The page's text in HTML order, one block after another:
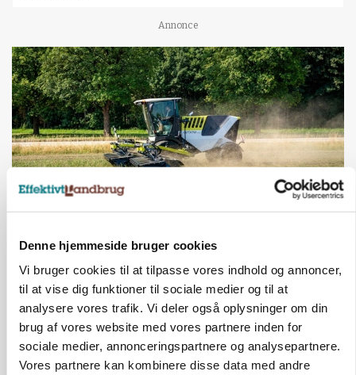
Denne hjemmeside bruger cookies
Vi bruger cookies til at tilpasse vores indhold og annoncer,
til at vise dig funktioner til sociale medier og til at
analysere vores trafik. Vi deler også oplysninger om din
brug af vores website med vores partnere inden for
sociale medier, annonceringspartnere og analysepartnere.
Vores partnere kan kombinere disse data med andre
Annonce
MASKINER
Forserie til selvkørende skårlægger afprøves i år
Annonce
ARRANGEMENT
Markvandring sætter fokus på elefantgræs
Annonce